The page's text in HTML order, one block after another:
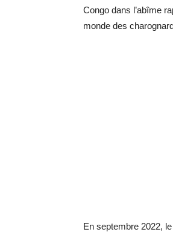
Congo dans l’abîme
monde des
En septembre 2022,